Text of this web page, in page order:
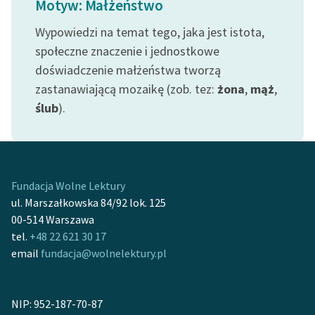
feministycznej
Ręce pełne poezji
Kolekcje edukacyjne
twórców przechodzących
do domeny publicznej,
Starego Testamentu
Szkoła Poezji Wolnych
Lektur
O nas
O projekcie
Motyw: Małżeństwo
Wypowiedzi na temat tego, jaka jest istota,
społeczne znaczenie i jednostkowe
doświadczenie małżeństwa tworzą
zastanawiającą mozaikę (zob. tez: żona, mąż,
ślub).
Fundacja Wolne Lektury
ul. Marszałkowska 84/92 lok. 125
00-514 Warszawa
tel. +48 22 621 30 17
email fundacja@wolnelektury.pl
NIP: 952-187-70-87